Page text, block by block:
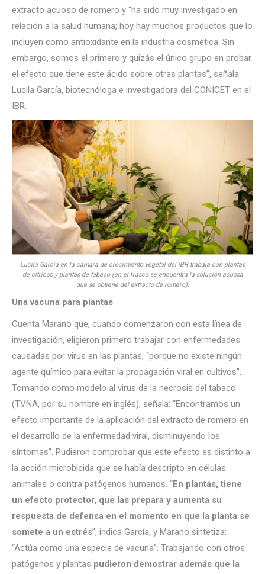
extracto acuoso de romero y “ha sido muy investigado en
relación a la salud humana; hoy hay muchos productos que lo
incluyen como antioxidante en la industria cosmética. Sin
embargo, somos el primero y quizás el único grupo en probar
el efecto que tiene este ácido sobre otras plantas”, señala
Lucila García, biotecnóloga e investigadora del CONICET en el
IBR.
Lucila García en la cámara de crecimiento vegetal del IBR trabaja con plantas
de cítricos y plantas de tabaco (en el frasco se encuentra la solución acuosa
que se obtiene del extracto de romero).
Una vacuna para plantas
Cuenta Marano que, cuando comenzaron con esta línea de
investigación, eligieron primero trabajar con enfermedades
causadas por virus en las plantas, “porque no existe ningún
agente químico para evitar la propagación viral en cultivos”.
Tomando como modelo al virus de la necrosis del tabaco
(TVNA, por su nombre en inglés), señala: “Encontramos un
efecto importante de la aplicación del extracto de romero en
el desarrollo de la enfermedad viral, disminuyendo los
síntomas”. Pudieron comprobar que este efecto es distinto a
la acción microbicida que se había descripto en células
animales o contra patógenos humanos. “En plantas, tiene
un efecto protector, que las prepara y aumenta su
respuesta de defensa en el momento en que la planta se
somete a un estrés”, indica García, y Marano sintetiza:
“Actúa como una especie de vacuna”. Trabajando con otros
patógenos y plantas pudieron demostrar además que la